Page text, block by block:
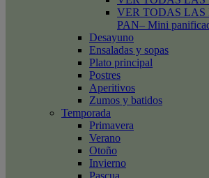
VER TODAS LAS
PAN– Mini
Desayuno
Ensaladas y sopas
Plato principal
Postres
Aperitivos
Zumos y batidos
Temporada
Primavera
Verano
Otoño
Invierno
Pascua